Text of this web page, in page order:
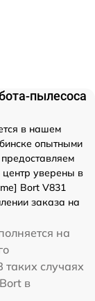
пылесоса
в нашем
опытными
уверены в
Bort V831
заказа на
на
случаях
в